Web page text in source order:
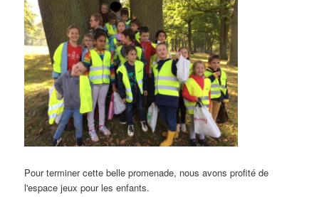
Pour terminer cette belle promenade, nous avons profité de
l'espace jeux pour les enfants.